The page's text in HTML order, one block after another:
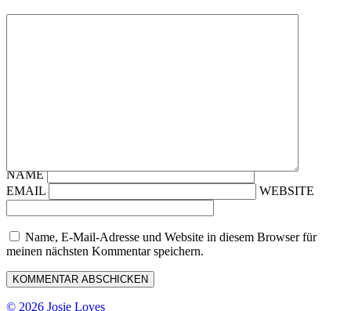
NAME
EMAIL
WEBSITE
Name, E-Mail-Adresse und Website in diesem Browser für
meinen nächsten Kommentar speichern.
© 2026 Josie Loves